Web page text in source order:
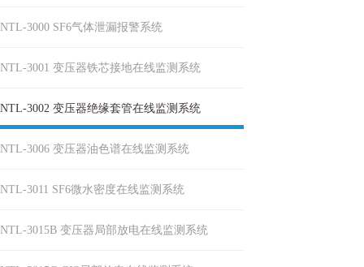
NTL-3000 SF6气体泄漏报警系统
NTL-3001 变压器铁芯接地在线监测系统
NTL-3002 变压器绝缘套管在线监测系统
NTL-3006 变压器油色谱在线监测系统
NTL-3011 SF6微水密度在线监测系统
NTL-3015B 变压器局部放电在线监测系统